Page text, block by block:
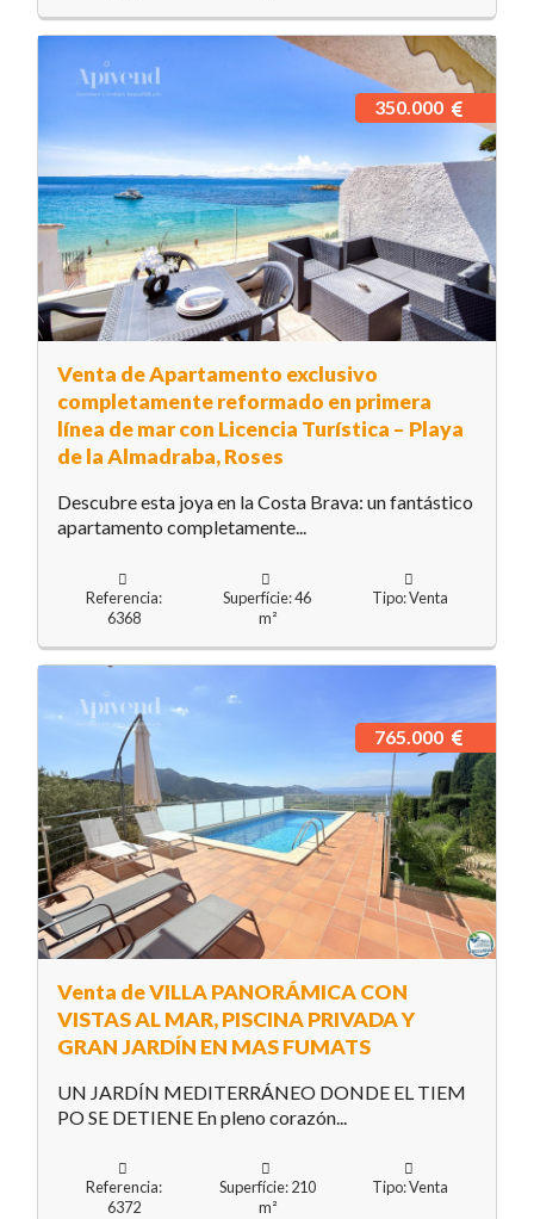
Venta de Apartamento exclusivo
completamente reformado en primera
línea de mar con Licencia Turística – Playa
de la Almadraba, Roses
350.000
Descubre esta joya en la Costa Brava: un fantástico
apartamento completamente...
Referencia:
6368
Superfície: 46
m²
Tipo: Venta
Venta de VILLA PANORÁMICA CON
VISTAS AL MAR, PISCINA PRIVADA Y
GRAN JARDÍN EN MAS FUMATS
765.000
UN JARDÍN MEDITERRÁNEO DONDE EL TIEM
PO SE DETIENE En pleno corazón...
Referencia:
6372
Superfície: 210
m²
Tipo: Venta